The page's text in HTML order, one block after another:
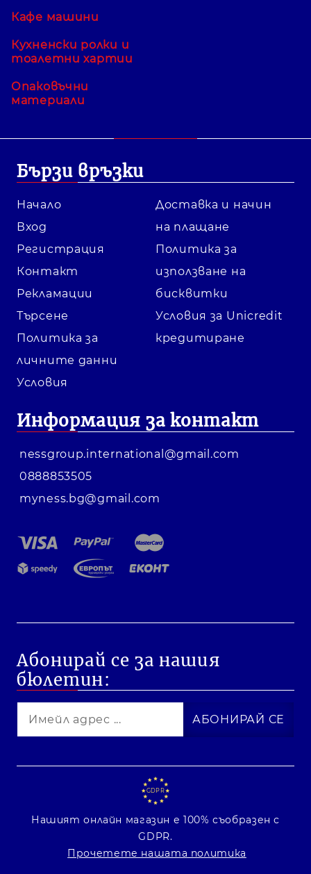
Кафе машини
Кухненски ролки и
тоалетни хартии
Опаковъчни
материали
Бързи връзки
Начало
Вход
Регистрация
Контакт
Рекламации
Търсене
Политика за
личните данни
Условия
Доставка и начин
на плащане
Политика за
използване на
бисквитки
Условия за Unicredit
кредитиране
Информация за контакт
nessgroup.international@gmail.com
0888853505
myness.bg@gmail.com
Абонирай се за нашия
бюлетин:
GDPR
Нашият онлайн магазин е 100% съобразен с
GDPR.
Прочетете нашата политика